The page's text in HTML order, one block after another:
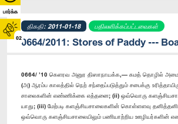
பார்க்க
02
திகதி: 2011-01-18 பதிலளிக்கப்பட்டவைகள்
0664/2011: Stores of Paddy ---
0664/ ’10 கெளரவ அனுர திஸாநாயக்க,— கமத் தொழில்
(அ) ஆரம்ப காலத்தில் நெற் சந்தைப்படுத்தும் சபைக்கு
சாலைகளின் எண்ணிக்கை எத்தனை; (ii) ஒவ்வொரு
யாது; (iii) மேற்படி களஞ்சியசாலைகளின் கொள்ளளவு
ஒவ்வொரு களஞ்சியசாலையிலும் பணியாற்றிய